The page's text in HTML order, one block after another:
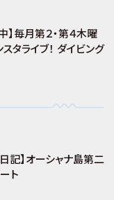
】毎月第２・第４木曜
タライブ！ ダイビング
記】オーシャナ島第二
ト